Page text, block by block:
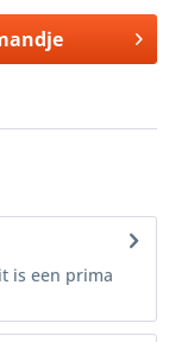
is een prima